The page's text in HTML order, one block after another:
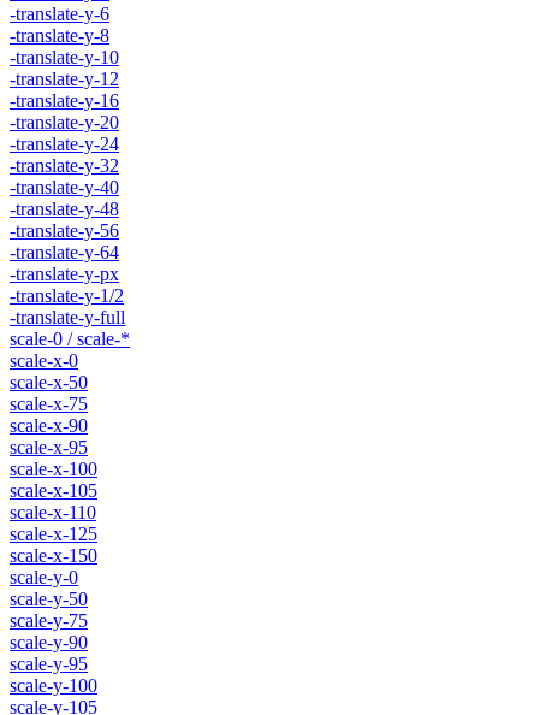
-translate-y-6
-translate-y-8
-translate-y-10
-translate-y-12
-translate-y-16
-translate-y-20
-translate-y-24
-translate-y-32
-translate-y-40
-translate-y-48
-translate-y-56
-translate-y-64
-translate-y-px
-translate-y-1/2
-translate-y-full
scale-0 / scale-*
scale-x-0
scale-x-50
scale-x-75
scale-x-90
scale-x-95
scale-x-100
scale-x-105
scale-x-110
scale-x-125
scale-x-150
scale-y-0
scale-y-50
scale-y-75
scale-y-90
scale-y-95
scale-y-100
scale-y-105